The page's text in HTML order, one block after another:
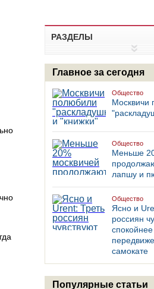
РАЗДЕЛЫ
Главное за сегодня
Общество
Москвичи
Общество
Меньше
лапшу и
Общество
Ясно и
россиян
самокате
Популярные статьи